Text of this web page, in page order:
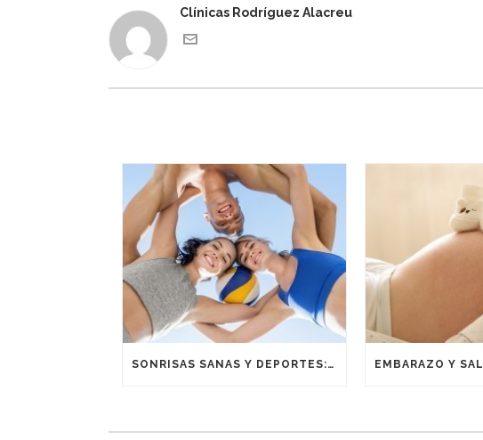
Clínicas Rodríguez Alacreu
SONRISAS SANAS Y DEPORTES: UNA ALIANZA GANADORA